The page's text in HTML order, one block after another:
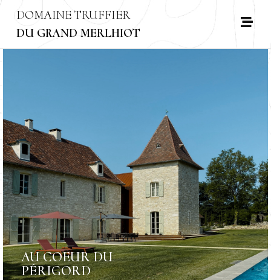
DOMAINE TRUFFIER
DU GRAND MERLHIOT
AU COEUR DU
PÉRIGORD